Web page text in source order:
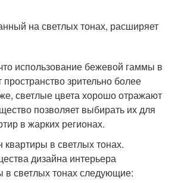
на светлых тонах, расширяет
использование бежевой гаммы в
пространство зрительно более
светлые цвета хорошо отражают
позволяет выбирать их для
в жарких регионах.